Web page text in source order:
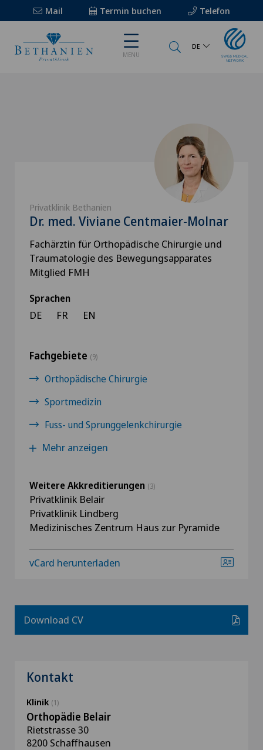
Mail Termin buchen Telefon
MENU
DE
Privatklinik Bethanien
Dr. med. Viviane Centmaier-Molnar
Fachärztin für Orthopädische Chirurgie und
Traumatologie des Bewegungsapparates
Mitglied FMH
Sprachen
DE FR EN
Fachgebiete (9)
Orthopädische Chirurgie
Sportmedizin
Fuss- und Sprunggelenkchirurgie
Mehr anzeigen
Weitere Akkreditierungen (3)
Privatklinik Belair
Privatklinik Lindberg
Medizinisches Zentrum Haus zur Pyramide
vCard herunterladen
Download CV
Kontakt
Klinik (1)
Orthopädie Belair
Rietstrasse 30
8200 Schaffhausen